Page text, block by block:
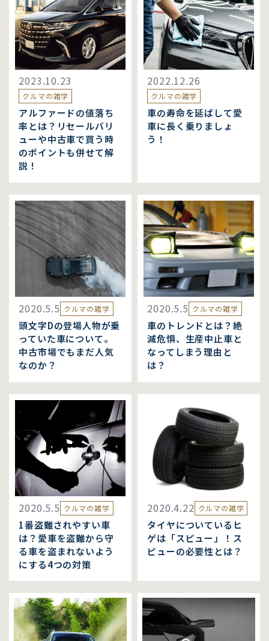
2023.10.23
クルマの雑学
アルファードの値落ち
率とは？リセールバリ
ューや中古車で買う時
のポイントも併せて解
説！
2022.12.26
クルマの雑学
車の寿命を延ばして愛
車に長く乗りましょ
う！
2020.5.5 クルマの雑学
頭文字Dの登場人物が乗
っていた車について。
中古市場でもまだ人気
なのか？
2020.5.5 クルマの雑学
車のトレンドとは？絶
滅危惧、生産中止車と
なってしまう理由と
は？
2020.5.5 クルマの雑学
1番盗難されやすい車
は？愛車を盗難から守
る車を盗まれないよう
にする4つの対策
2020.4.22 クルマの雑学
タイヤについているヒ
ゲは「スピュー」！ス
ピューの必要性とは？